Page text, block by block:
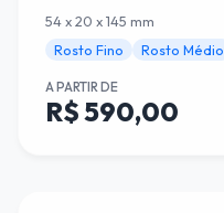
54 x 20 x 145 mm
Rosto Fino
Rosto Médio
A PARTIR DE
R$ 590,00